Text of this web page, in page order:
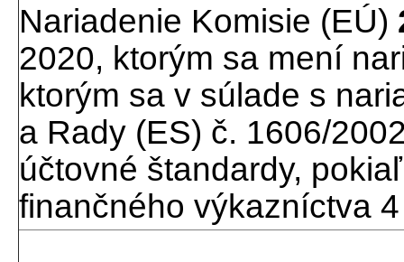
Nariadenie Komisie (EÚ)
2020, ktorým sa mení
ktorým sa v súlade s
a Rady (ES) č. 1606/
účtovné štandardy,
finančného výkazníctva 4